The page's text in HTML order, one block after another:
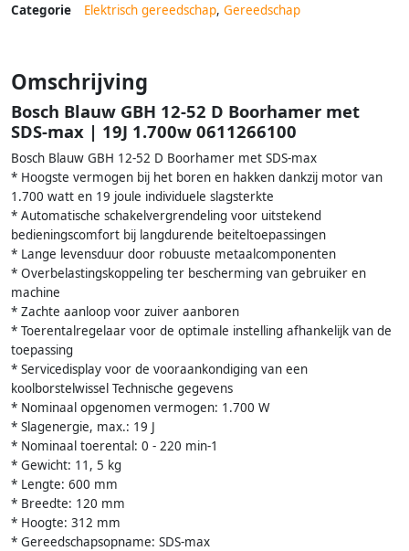
Categorie Elektrisch gereedschap, Gereedschap
Omschrijving
Bosch Blauw GBH 12-52 D Boorhamer met
SDS-max | 19J 1.700w 0611266100
Bosch Blauw GBH 12-52 D Boorhamer met SDS-max
* Hoogste vermogen bij het boren en hakken dankzij motor van
1.700 watt en 19 joule individuele slagsterkte
* Automatische schakelvergrendeling voor uitstekend
bedieningscomfort bij langdurende beiteltoepassingen
* Lange levensduur door robuuste metaalcomponenten
* Overbelastingskoppeling ter bescherming van gebruiker en
machine
* Zachte aanloop voor zuiver aanboren
* Toerentalregelaar voor de optimale instelling afhankelijk van de
toepassing
* Servicedisplay voor de vooraankondiging van een
koolborstelwissel Technische gegevens
* Nominaal opgenomen vermogen: 1.700 W
* Slagenergie, max.: 19 J
* Nominaal toerental: 0 - 220 min-1
* Gewicht: 11, 5 kg
* Lengte: 600 mm
* Breedte: 120 mm
* Hoogte: 312 mm
* Gereedschapsopname: SDS-max